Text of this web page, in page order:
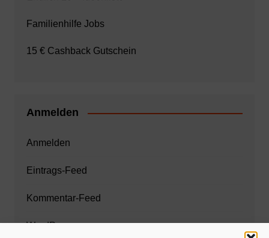
Familienhilfe Jobs
15 € Cashback Gutschein
Anmelden
Anmelden
Eintrags-Feed
Kommentar-Feed
WordPress.org